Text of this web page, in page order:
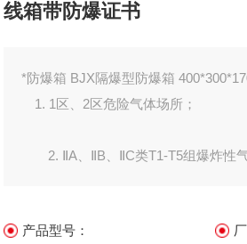
线箱带防爆证书
*防爆箱 BJX隔爆型防爆箱
1. 1区、2区危险气体场所；
2. ⅡA、ⅡB、ⅡC类T1-T5组爆炸性
产品型号：